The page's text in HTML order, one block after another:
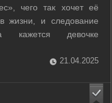
чего так хочет её
жизни, и следование
кажется девочке
21.04.2025